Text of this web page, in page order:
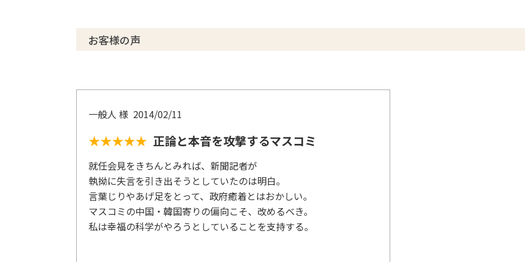
お客様の声
一般人 様 2014/02/11
★★★★★ 正論と本音を攻撃するマスコミ
就任会見をきちんとみれば、新聞記者が
執拗に失言を引き出そうとしていたのは明白。
言葉じりやあげ足をとって、政府癒着とはおかしい。
マスコミの中国・韓国寄りの偏向こそ、改めるべき。
私は幸福の科学がやろうとしていることを支持する。